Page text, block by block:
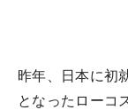
昨年、日本に初
となったローコ